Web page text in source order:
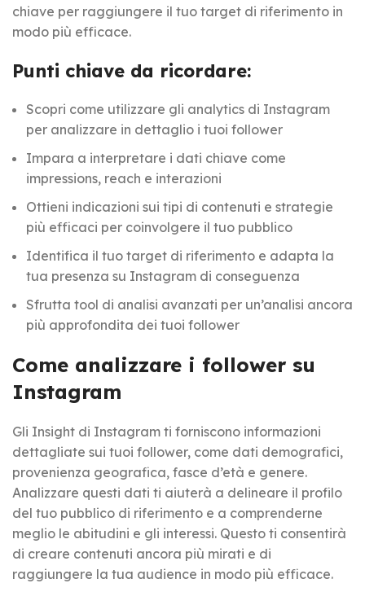
chiave per raggiungere il tuo target di riferimento in
modo più efficace.
Punti chiave da ricordare:
Scopri come utilizzare gli analytics di Instagram
per analizzare in dettaglio i tuoi follower
Impara a interpretare i dati chiave come
impressions, reach e interazioni
Ottieni indicazioni sui tipi di contenuti e strategie
più efficaci per coinvolgere il tuo pubblico
Identifica il tuo target di riferimento e adapta la
tua presenza su Instagram di conseguenza
Sfrutta tool di analisi avanzati per un’analisi ancora
più approfondita dei tuoi follower
Come analizzare i follower su
Instagram
Gli Insight di Instagram ti forniscono informazioni
dettagliate sui tuoi follower, come dati demografici,
provenienza geografica, fasce d’età e genere.
Analizzare questi dati ti aiuterà a delineare il profilo
del tuo pubblico di riferimento e a comprenderne
meglio le abitudini e gli interessi. Questo ti consentirà
di creare contenuti ancora più mirati e di
raggiungere la tua audience in modo più efficace.